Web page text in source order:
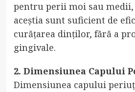
pentru perii moi sau medii,
aceștia sunt suficient de
curățarea dinților, fără a
gingivale.
2. Dimensiunea Capului
Dimensiunea capului